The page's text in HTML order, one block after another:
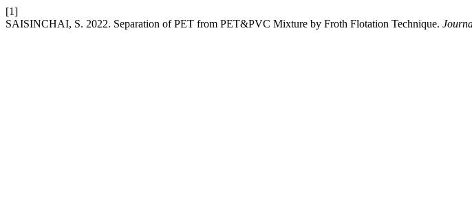
[1]
SAISINCHAI, S. 2022. Separation of PET from PET&PVC Mixture by Froth Flotation Technique.